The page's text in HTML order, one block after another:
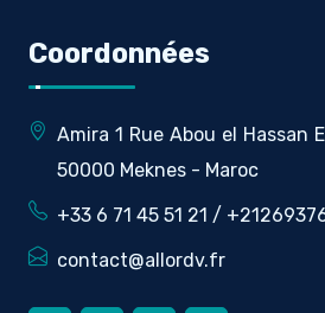
Coordonnées
Amira 1 Rue Abou el Hassan
50000 Meknes - Maroc
+33 6 71 45 51 21 /
contact@allordv.fr